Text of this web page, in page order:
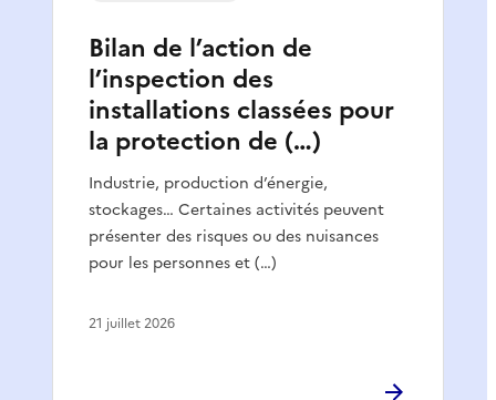
Bilan de l’action de
l’inspection des
installations classées pour
la protection de (…)
Industrie, production d’énergie,
stockages… Certaines activités peuvent
présenter des risques ou des nuisances
pour les personnes et (…)
21 juillet 2026